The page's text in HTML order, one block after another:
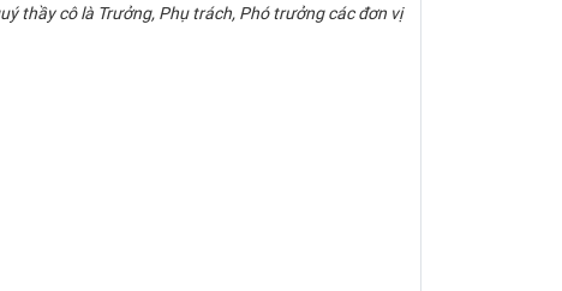
thầy cô là Trưởng, Phụ trách, Phó trưởng các đơn vị